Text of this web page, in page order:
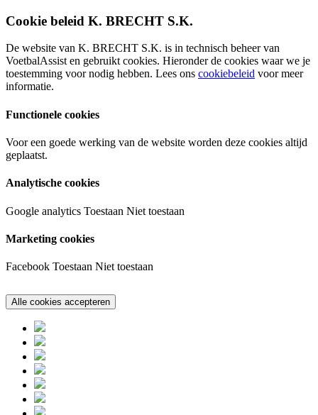
Cookie beleid K. BRECHT S.K.
De website van K. BRECHT S.K. is in technisch beheer van
VoetbalAssist en gebruikt cookies. Hieronder de cookies waar we je
toestemming voor nodig hebben. Lees ons cookiebeleid voor meer
informatie.
Functionele cookies
Voor een goede werking van de website worden deze cookies altijd
geplaatst.
Analytische cookies
Google analytics Toestaan Niet toestaan
Marketing cookies
Facebook Toestaan Niet toestaan